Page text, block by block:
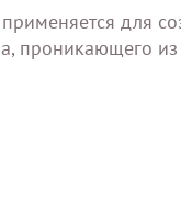
для
проникающего